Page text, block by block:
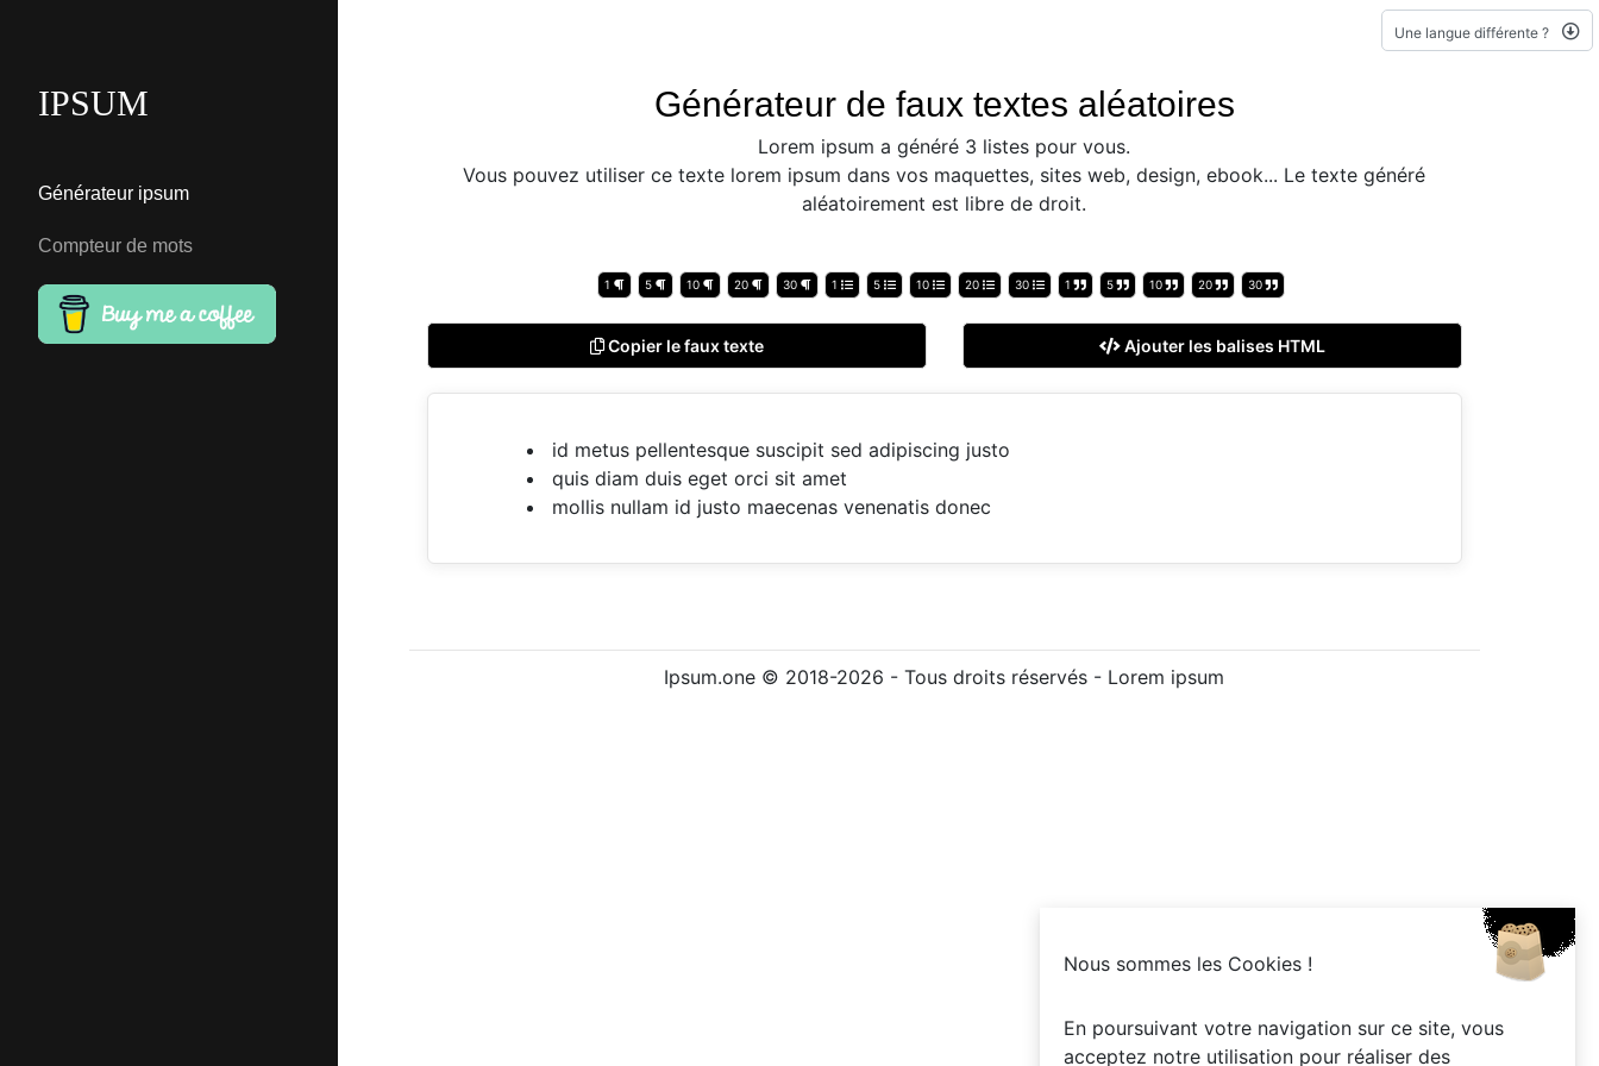
IPSUM
Générateur ipsum
Compteur de mots
Une langue différente ?
Générateur de faux textes aléatoires
Lorem ipsum a généré 3 listes pour vous.
Vous pouvez utiliser ce texte lorem ipsum dans vos maquettes, sites web, design, ebook... Le texte généré
aléatoirement est libre de droit.
1 5 10 20 30 1 5 10 20 30 1 5 10 20 30
Copier le faux texte Ajouter les balises HTML
id metus pellentesque suscipit sed adipiscing justo
quis diam duis eget orci sit amet
mollis nullam id justo maecenas venenatis donec
Ipsum.one © 2018-2026 - Tous droits réservés - Lorem ipsum
Nous sommes les Cookies !
En poursuivant votre navigation sur ce site, vous
acceptez notre utilisation pour réaliser des